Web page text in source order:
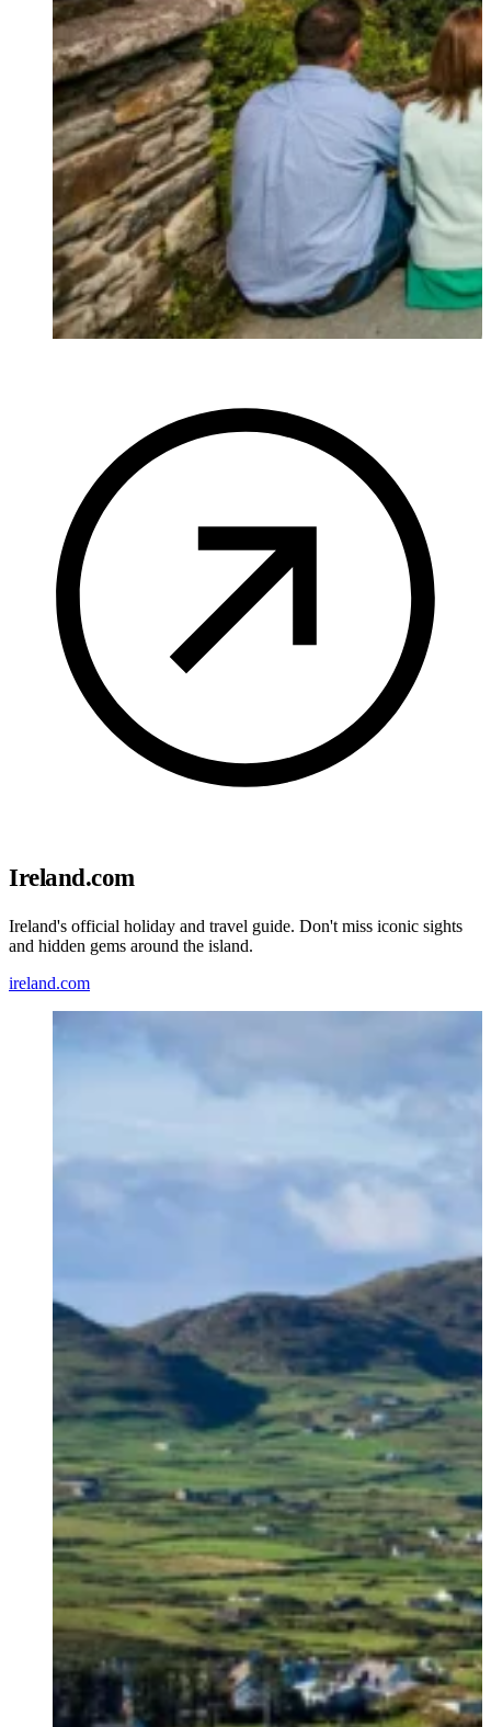
Ireland.com
Ireland's official holiday and travel guide. Don't miss iconic sights
and hidden gems around the island.
ireland.com